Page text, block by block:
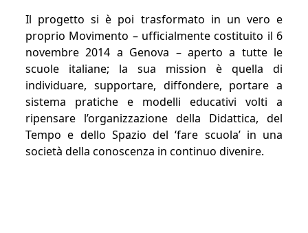
Il progetto si è poi trasformato in un vero e
proprio Movimento – ufficialmente costituito il 6
novembre 2014 a Genova – aperto a tutte le
scuole italiane; la sua mission è quella di
individuare, supportare, diffondere, portare a
sistema pratiche e modelli educativi volti a
ripensare l’organizzazione della Didattica, del
Tempo e dello Spazio del ‘fare scuola’ in una
società della conoscenza in continuo divenire.